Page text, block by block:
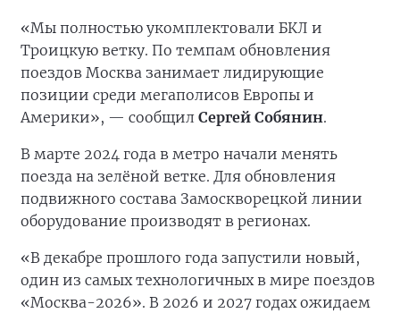
«Мы полностью укомплектовали БКЛ и
Троицкую ветку. По темпам обновления
поездов Москва занимает лидирующие
позиции среди мегаполисов Европы и
Америки», — сообщил Сергей Собянин.
В марте 2024 года в метро начали менять
поезда на зелёной ветке. Для обновления
подвижного состава Замоскворецкой линии
оборудование производят в регионах.
«В декабре прошлого года запустили новый,
один из самых технологичных в мире поездов
«Москва-2026». В 2026 и 2027 годах ожидаем